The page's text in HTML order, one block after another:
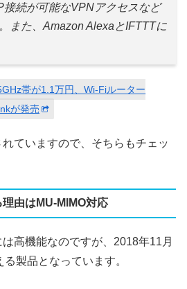
接続が可能なVPNアクセスなど
また、Amazon AlexaとIFTTTに
帯が1.1万円、Wi-Fiルーター
が発売
れていますので、そちらもチェッ
由はMU-MIMO対応
高機能なのですが、2018年11月
製品となっています。